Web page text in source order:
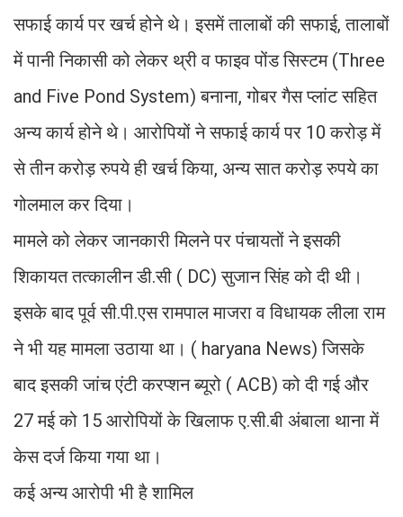
सफाई कार्य पर खर्च होने थे। इसमें तालाबों की सफाई, तालाबों
में पानी निकासी को लेकर थ्री व फाइव पोंड सिस्टम (Three
and Five Pond System) बनाना, गोबर गैस प्लांट सहित
अन्य कार्य होने थे। आरोपियों ने सफाई कार्य पर 10 करोड़ में
से तीन करोड़ रुपये ही खर्च किया, अन्य सात करोड़ रुपये का
गोलमाल कर दिया।
मामले को लेकर जानकारी मिलने पर पंचायतों ने इसकी
शिकायत तत्कालीन डी.सी ( DC) सुजान सिंह को दी थी।
इसके बाद पूर्व सी.पी.एस रामपाल माजरा व विधायक लीला राम
ने भी यह मामला उठाया था। ( haryana News) जिसके
बाद इसकी जांच एंटी करप्शन ब्यूरो ( ACB) को दी गई और
27 मई को 15 आरोपियों के खिलाफ ए.सी.बी अंबाला थाना में
केस दर्ज किया गया था।
कई अन्य आरोपी भी है शामिल